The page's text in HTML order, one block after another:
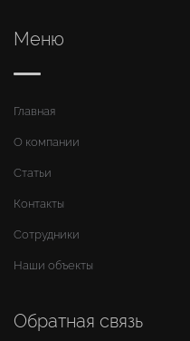
Меню
Главная
О компании
Статьи
Контакты
Сотрудники
Наши объекты
Обратная связь